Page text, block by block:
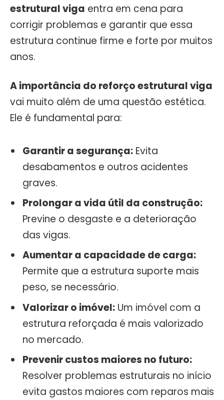
estrutural viga entra em cena para
corrigir problemas e garantir que essa
estrutura continue firme e forte por muitos
anos.
A importância do reforço estrutural viga
vai muito além de uma questão estética.
Ele é fundamental para:
Garantir a segurança: Evita
desabamentos e outros acidentes
graves.
Prolongar a vida útil da construção:
Previne o desgaste e a deterioração
das vigas.
Aumentar a capacidade de carga:
Permite que a estrutura suporte mais
peso, se necessário.
Valorizar o imóvel: Um imóvel com a
estrutura reforçada é mais valorizado
no mercado.
Prevenir custos maiores no futuro:
Resolver problemas estruturais no início
evita gastos maiores com reparos mais